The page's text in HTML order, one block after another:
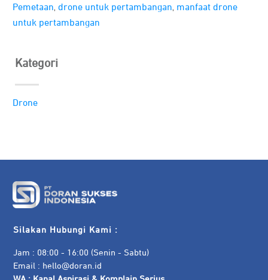
Pemetaan, drone untuk pertambangan, manfaat drone
untuk pertambangan
Kategori
Drone
Silakan Hubungi Kami :
Jam : 08:00 - 16:00 (Senin - Sabtu)
Email : hello@doran.id